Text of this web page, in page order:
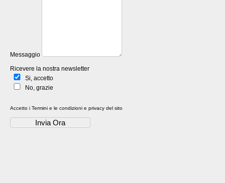
Messaggio
Ricevere la nostra newsletter
Si, accetto
No, grazie
Accetto i Termini e le condizioni e privacy del sito